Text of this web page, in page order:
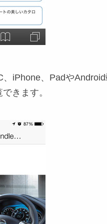
iPhone、Padや
きます。